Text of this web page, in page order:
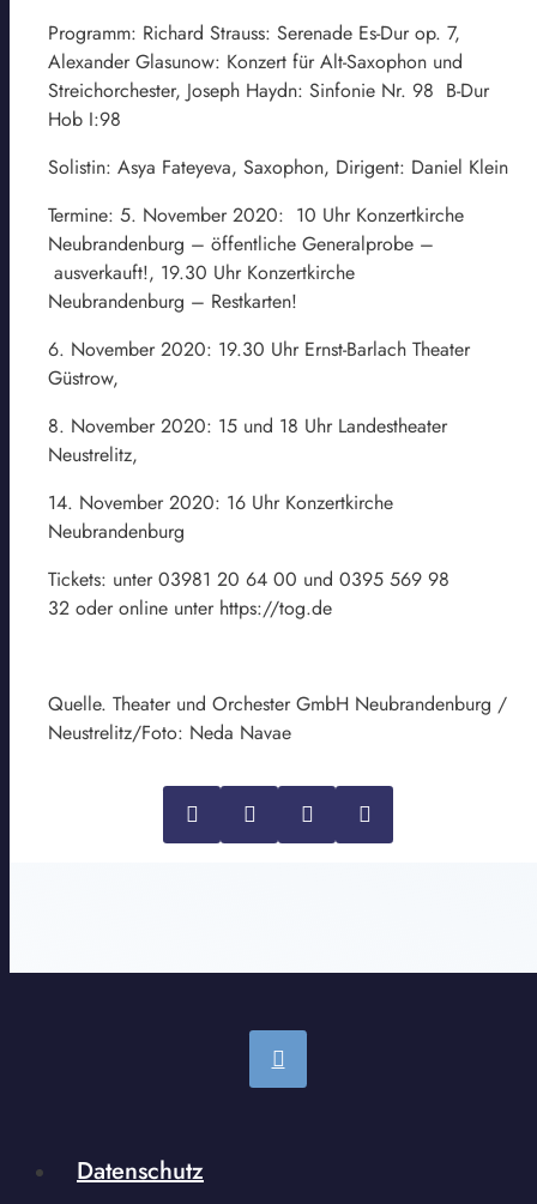
Programm: Richard Strauss: Serenade Es-Dur op. 7,
Alexander Glasunow: Konzert für Alt-Saxophon und
Streichorchester, Joseph Haydn: Sinfonie Nr. 98 B-Dur
Hob I:98
Solistin: Asya Fateyeva, Saxophon, Dirigent: Daniel Klein
Termine: 5. November 2020: 10 Uhr Konzertkirche
Neubrandenburg – öffentliche Generalprobe –
ausverkauft!, 19.30 Uhr Konzertkirche
Neubrandenburg – Restkarten!
6. November 2020: 19.30 Uhr Ernst-Barlach Theater
Güstrow,
8. November 2020: 15 und 18 Uhr Landestheater
Neustrelitz,
14. November 2020: 16 Uhr Konzertkirche
Neubrandenburg
Tickets: unter 03981 20 64 00 und 0395 569 98
32 oder online unter https://tog.de
Quelle. Theater und Orchester GmbH Neubrandenburg /
Neustrelitz/Foto: Neda Navae
Datenschutz